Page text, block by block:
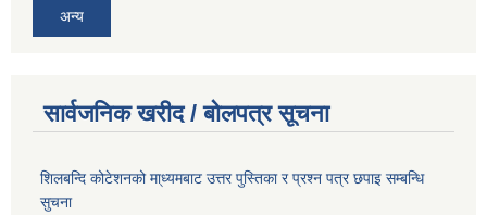
अन्य
सार्वजनिक खरीद / बोलपत्र सूचना
शिलबन्दि कोटेशनको मा्ध्यमबाट उत्तर पुस्तिका र प्रश्न पत्र छपाइ सम्बन्धि
सुचना